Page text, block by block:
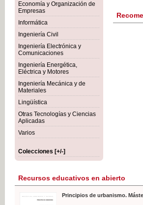
Economía y Organización de
Empresas
Informática
Ingeniería Civil
Ingeniería Electrónica y
Comunicaciones
Ingeniería Energética,
Eléctrica y Motores
Ingeniería Mecánica y de
Materiales
Lingüística
Otras Tecnologías y Ciencias
Aplicadas
Varios
Colecciones [+/-]
Recursos educativos en abierto
Principios de urbanismo.